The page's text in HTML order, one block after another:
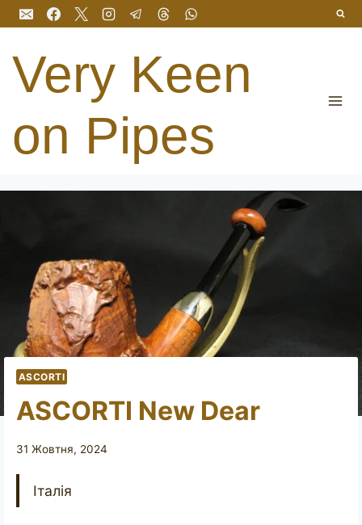
Перейти
до
вмісту
Very Keen
on Pipes
ASCORTI
ASCORTI New Dear
31 Жовтня, 2024
Італія